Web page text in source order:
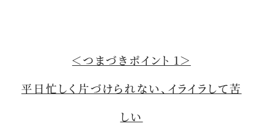
＜つまづきポイント 1＞
平日忙しく片づけられない、イライラして苦
しい